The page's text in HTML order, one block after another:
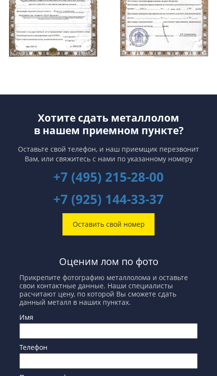
Хотите сдать металлолом
в нашем приемном пункте?
Оставьте свой телефон, и наш приемщик перезвонит
Вам, или свяжитесь с нами по указанному номеру
+7 (495) 215-28-00
+7 (925) 144-33-37
Оставить свой номер
Оценим лом по фото
Прикрепите фотографию металлолома и оставьте
свои контактные данные. Наши специалисты
расчитают цену, по которой Вы сможете сдать
данный металл в наших пунктах.
Имя
Телефон